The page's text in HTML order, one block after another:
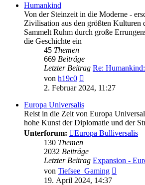
Humankind
Von der Steinzeit in die Moderne -
Zivilisation aus den größten Kulturen
Sammelt Ruhm durch große
die Geschichte ein
45 Themen
669 Beiträge
Letzter Beitrag Re:
von h19c0
Beitrag
2. Februar 2024, 11:27
Europa Universalis
Reist in die Zeit von Europa
hohe Kunst der Diplomatie und der
Unterforum:
Europa Bulliversalis
130 Themen
2032 Beiträge
Letzter Beitrag Expansion -
von Tiefsee_Gaming
19. April 2024, 14:37